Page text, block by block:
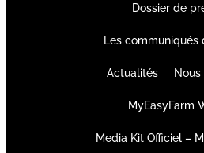
Dossier de
Les communiqués
Actualités
MyEasyFarm
Media Kit Officiel –